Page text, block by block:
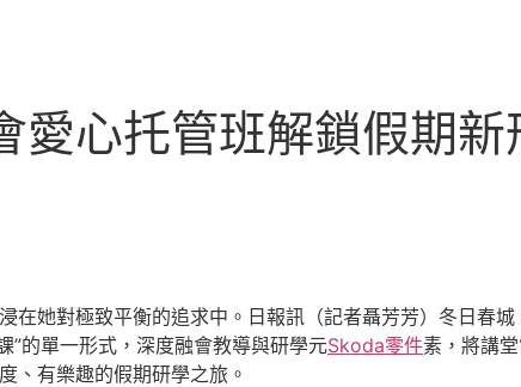
愛心托管班解鎖假期新
在她對極致平衡的追求中。日報訊（記者聶芳芳）冬日春城
”的單一形式，深度融會教導與研學元Skoda零件素，將講
、有樂趣的假期研學之旅。